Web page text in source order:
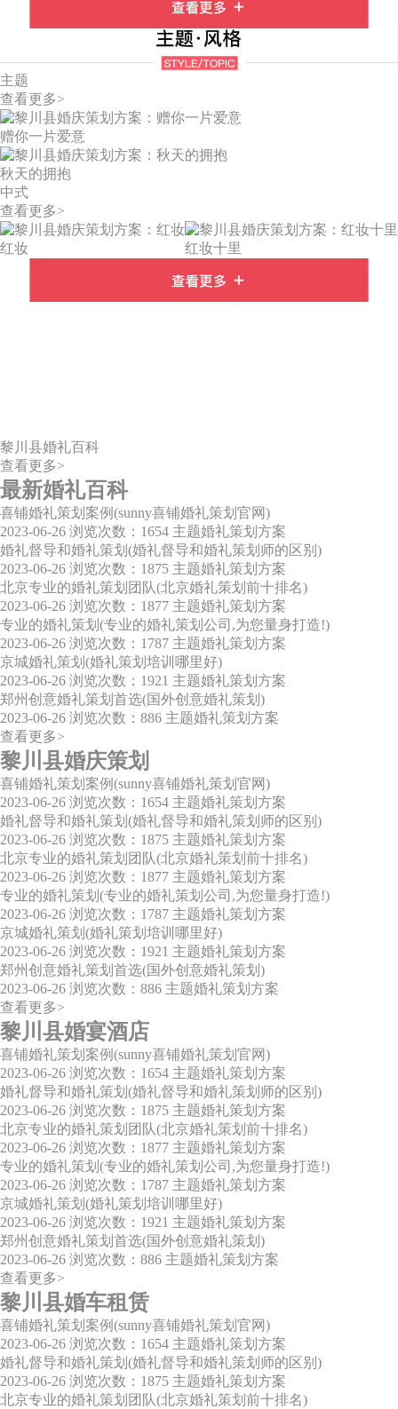
主题
查看更多>
赠你一片爱意
秋天的拥抱
中式
查看更多>
红妆 红妆十里
黎川县婚礼百科
查看更多>
最新婚礼百科
喜铺婚礼策划案例(sunny喜铺婚礼策划官网)
2023-06-26 浏览次数：1654 主题婚礼策划方案
婚礼督导和婚礼策划(婚礼督导和婚礼策划师的区别)
2023-06-26 浏览次数：1875 主题婚礼策划方案
北京专业的婚礼策划团队(北京婚礼策划前十排名)
2023-06-26 浏览次数：1877 主题婚礼策划方案
专业的婚礼策划(专业的婚礼策划公司,为您量身打造!)
2023-06-26 浏览次数：1787 主题婚礼策划方案
京城婚礼策划(婚礼策划培训哪里好)
2023-06-26 浏览次数：1921 主题婚礼策划方案
郑州创意婚礼策划首选(国外创意婚礼策划)
2023-06-26 浏览次数：886 主题婚礼策划方案
查看更多>
黎川县婚庆策划
喜铺婚礼策划案例(sunny喜铺婚礼策划官网)
2023-06-26 浏览次数：1654 主题婚礼策划方案
婚礼督导和婚礼策划(婚礼督导和婚礼策划师的区别)
2023-06-26 浏览次数：1875 主题婚礼策划方案
北京专业的婚礼策划团队(北京婚礼策划前十排名)
2023-06-26 浏览次数：1877 主题婚礼策划方案
专业的婚礼策划(专业的婚礼策划公司,为您量身打造!)
2023-06-26 浏览次数：1787 主题婚礼策划方案
京城婚礼策划(婚礼策划培训哪里好)
2023-06-26 浏览次数：1921 主题婚礼策划方案
郑州创意婚礼策划首选(国外创意婚礼策划)
2023-06-26 浏览次数：886 主题婚礼策划方案
查看更多>
黎川县婚宴酒店
喜铺婚礼策划案例(sunny喜铺婚礼策划官网)
2023-06-26 浏览次数：1654 主题婚礼策划方案
婚礼督导和婚礼策划(婚礼督导和婚礼策划师的区别)
2023-06-26 浏览次数：1875 主题婚礼策划方案
北京专业的婚礼策划团队(北京婚礼策划前十排名)
2023-06-26 浏览次数：1877 主题婚礼策划方案
专业的婚礼策划(专业的婚礼策划公司,为您量身打造!)
2023-06-26 浏览次数：1787 主题婚礼策划方案
京城婚礼策划(婚礼策划培训哪里好)
2023-06-26 浏览次数：1921 主题婚礼策划方案
郑州创意婚礼策划首选(国外创意婚礼策划)
2023-06-26 浏览次数：886 主题婚礼策划方案
查看更多>
黎川县婚车租赁
喜铺婚礼策划案例(sunny喜铺婚礼策划官网)
2023-06-26 浏览次数：1654 主题婚礼策划方案
婚礼督导和婚礼策划(婚礼督导和婚礼策划师的区别)
2023-06-26 浏览次数：1875 主题婚礼策划方案
北京专业的婚礼策划团队(北京婚礼策划前十排名)